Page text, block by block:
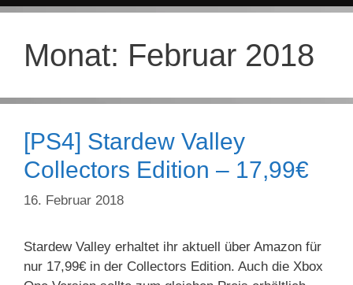
Monat: Februar 2018
[PS4] Stardew Valley
Collectors Edition – 17,99€
16. Februar 2018
Stardew Valley erhaltet ihr aktuell über Amazon für
nur 17,99€ in der Collectors Edition. Auch die Xbox